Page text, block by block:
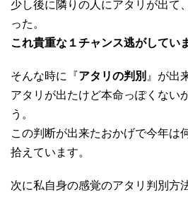
少し後に隣りの人にアタリが出て
った。
これ貴重な１チャンス逃がしてい
そんな時に『アタリの判別 』が出
アタリが出たけど本命っぽくない
う。
この判断が出来たおかげで今年は
拾えています。
次に私自身の感覚のアタリ判別方